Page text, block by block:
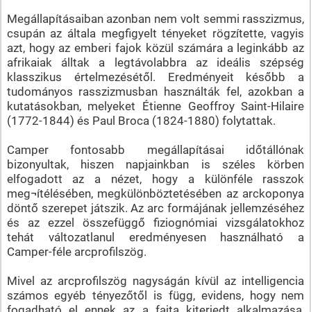
Megállapításaiban azonban nem volt semmi rasszizmus,
csupán az általa megfigyelt tényeket rögzítette, vagyis
azt, hogy az emberi fajok közül számára a leginkább az
afrikaiak álltak a legtávolabbra az ideális szépség
klasszikus értelmezésétől. Eredményeit később a
tudományos rasszizmusban használták fel, azokban a
kutatásokban, melyeket Étienne Geoffroy Saint-Hilaire
(1772-1844) és Paul Broca (1824-1880) folytattak.
Camper fontosabb megállapításai időtállónak
bizonyultak, hiszen napjainkban is széles körben
elfogadott az a nézet, hogy a különféle rasszok
meg¬ítélésében, megkülönböztetésében az arckoponya
döntő szerepet játszik. Az arc formájának jellemzéséhez
és az ezzel összefüggő fiziognómiai vizsgálatokhoz
tehát változatlanul eredményesen használható a
Camper-féle arcprofilszög.
Mivel az arcprofilszög nagyságán kívül az intelligencia
számos egyéb tényezőtől is függ, evidens, hogy nem